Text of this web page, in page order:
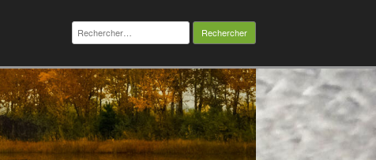
Rechercher :